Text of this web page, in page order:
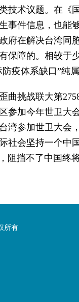
技术议题。在
事件信息，也
府在解决台湾
保障的。相较
疫体系缺口”纯属
曲挑战联大第
参加今年世卫
湾参加世卫大
社会坚持一个
挡不了中国终
所有